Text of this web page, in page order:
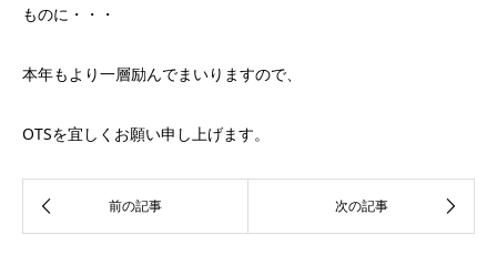
ものに・・・
本年もより一層励んでまいりますので、
OTSを宜しくお願い申し上げます。